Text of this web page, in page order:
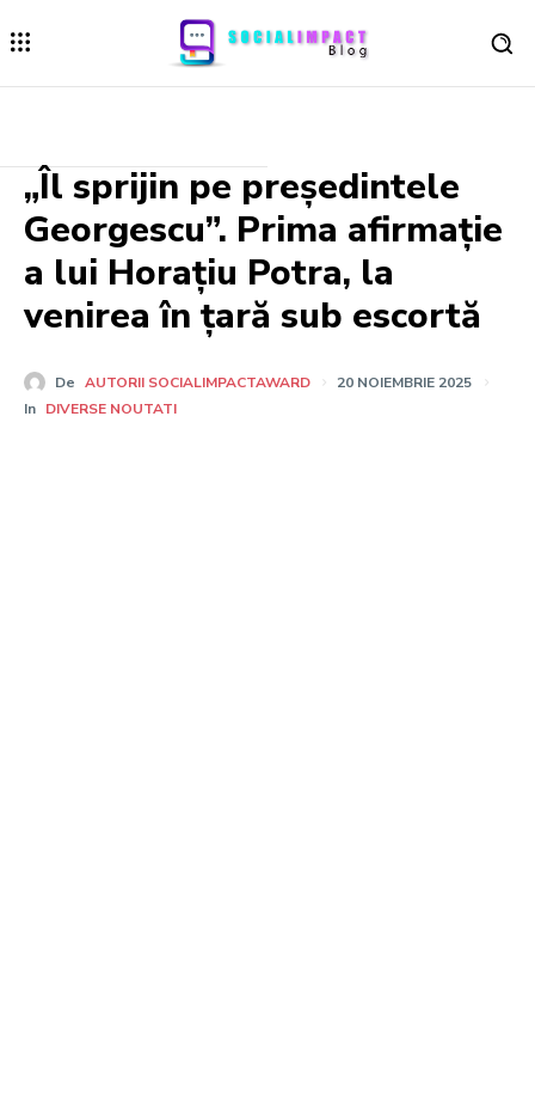
„Îl sprijin pe președintele
Georgescu”. Prima afirmație
a lui Horațiu Potra, la
venirea în țară sub escortă
De AUTORII SOCIALIMPACTAWARD
20 NOIEMBRIE 2025
In DIVERSE NOUTATI